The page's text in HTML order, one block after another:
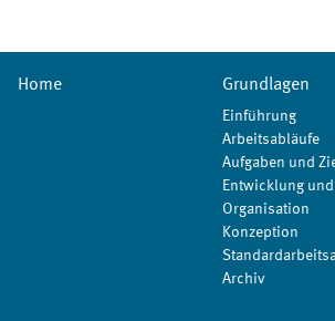
Home Grundlagen
Einführung
Arbeitsabläufe
Aufgaben und
Entwicklung und
Organisation
Konzeption
Archiv